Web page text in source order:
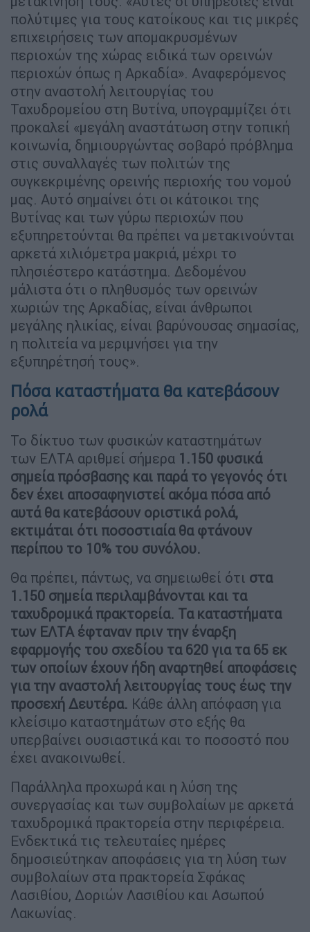
πολύτιμες για τους κατοίκους και τις μικρές
επιχειρήσεις των απομακρυσμένων
περιοχών της χώρας ειδικά των ορεινών
περιοχών όπως η Αρκαδία». Αναφερόμενος
στην αναστολή λειτουργίας του
Ταχυδρομείου στη Βυτίνα, υπογραμμίζει ότι
προκαλεί «μεγάλη αναστάτωση στην τοπική
κοινωνία, δημιουργώντας σοβαρό πρόβλημα
στις συναλλαγές των πολιτών της
συγκεκριμένης ορεινής περιοχής του νομού
μας. Αυτό σημαίνει ότι οι κάτοικοι της
Βυτίνας και των γύρω περιοχών που
εξυπηρετούνται θα πρέπει να μετακινούνται
αρκετά χιλιόμετρα μακριά, μέχρι το
πλησιέστερο κατάστημα. Δεδομένου
μάλιστα ότι ο πληθυσμός των ορεινών
χωριών της Αρκαδίας, είναι άνθρωποι
μεγάλης ηλικίας, είναι βαρύνουσας σημασίας,
η πολιτεία να μεριμνήσει για την
εξυπηρέτησή τους».
Πόσα καταστήματα θα κατεβάσουν
ρολά
Το δίκτυο των φυσικών καταστημάτων
των ΕΛΤΑ αριθμεί σήμερα 1.150 φυσικά
σημεία πρόσβασης και παρά το γεγονός ότι
δεν έχει αποσαφηνιστεί ακόμα πόσα από
αυτά θα κατεβάσουν οριστικά ρολά,
εκτιμάται ότι ποσοστιαία θα φτάνουν
περίπου το 10% του συνόλου.
Θα πρέπει, πάντως, να σημειωθεί ότι στα
1.150 σημεία περιλαμβάνονται και τα
ταχυδρομικά πρακτορεία. Τα καταστήματα
των ΕΛΤΑ έφταναν πριν την έναρξη
εφαρμογής του σχεδίου τα 620 για τα 65 εκ
των οποίων έχουν ήδη αναρτηθεί αποφάσεις
για την αναστολή λειτουργίας τους έως την
προσεχή Δευτέρα. Κάθε άλλη απόφαση για
κλείσιμο καταστημάτων στο εξής θα
υπερβαίνει ουσιαστικά και το ποσοστό που
έχει ανακοινωθεί.
Παράλληλα προχωρά και η λύση της
συνεργασίας και των συμβολαίων με αρκετά
ταχυδρομικά πρακτορεία στην περιφέρεια.
Ενδεκτικά τις τελευταίες ημέρες
δημοσιεύτηκαν αποφάσεις για τη λύση των
συμβολαίων στα πρακτορεία Σφάκας
Λασιθίου, Δοριών Λασιθίου και Ασωπού
Λακωνίας.